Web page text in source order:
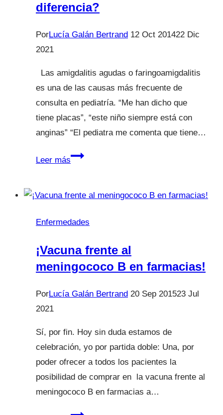
diferencia?
PorLucía Galán Bertrand 12 Oct 201422 Dic
2021
Las amigdalitis agudas o faringoamigdalitis
es una de las causas más frecuente de
consulta en pediatría. “Me han dicho que
tiene placas”, “este niño siempre está con
anginas” “El pediatra me comenta que tiene…
Leer másAmigdalitis
“placas”
diferencia?
Enfermedades
¡Vacuna frente al
meningococo B en farmacias!
PorLucía Galán Bertrand 20 Sep 201523 Jul
2021
Sí, por fin. Hoy sin duda estamos de
celebración, yo por partida doble: Una, por
poder ofrecer a todos los pacientes la
posibilidad de comprar en la vacuna frente al
meningococo B en farmacias a…